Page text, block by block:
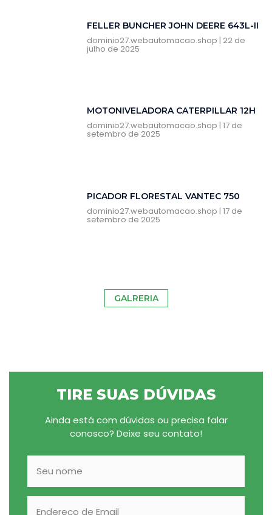
FELLER BUNCHER JOHN DEERE 643L-II
dominio27.webautomacao.shop 22 de
julho de 2025
MOTONIVELADORA CATERPILLAR 12H
dominio27.webautomacao.shop 17 de
setembro de 2025
PICADOR FLORESTAL VANTEC 750
dominio27.webautomacao.shop 17 de
setembro de 2025
GALRERIA
TIRE SUAS DÚVIDAS
Ainda está com dúvidas ou precisa falar
conosco? Deixe seu contato!